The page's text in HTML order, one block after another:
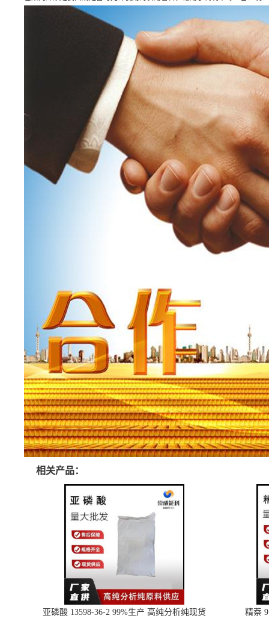
相关产品：
亚磷酸 13598-36-2 99%生产 高纯分析纯现货 精萘